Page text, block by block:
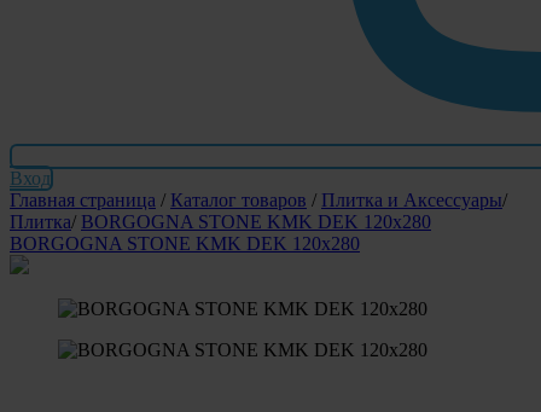
Вход
Главная страница / Каталог товаров / Плитка и Аксессуары/
Плитка/ BORGOGNA STONE KMK DEK 120x280
BORGOGNA STONE KMK DEK 120x280